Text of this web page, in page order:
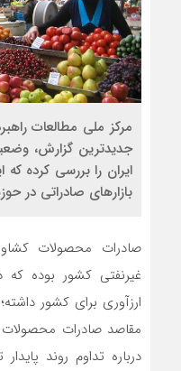
مرکز ملی مطالعات
جدیدترین گزارش،
ایران را بررسی کرده
بازارهای صادراتی در
صادرات محصولات
غیرنفتی کشور بوده
ارزآوری برای کشور
مقاصد صادرات محصولات
درباره تداوم روند